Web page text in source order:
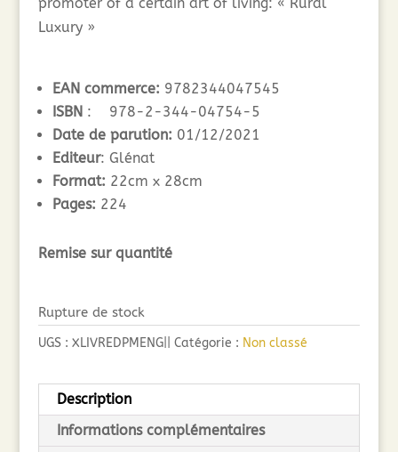
Luxury »
EAN commerce: 9782344047545
ISBN: 978-2-344-04754-5
Date de parution: 01/12/2021
Editeur: Glénat
Format: 22cm x 28cm
Pages: 224
Remise sur quantité
Rupture de stock
UGS : XLIVREDPMENG|| Catégorie : Non classé
Description
Informations complémentaires